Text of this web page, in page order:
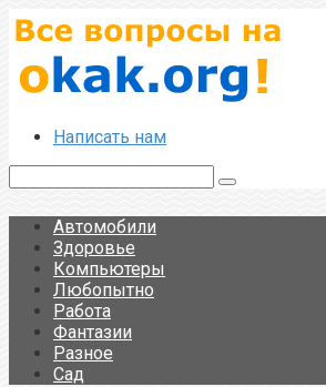
Перейти
к
контенту
Написать нам
Автомобили
Здоровье
Компьютеры
Любопытно
Работа
Фантазии
Разное
Сад